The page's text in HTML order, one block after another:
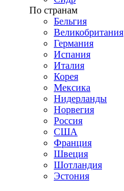
По странам
Бельгия
Великобритания
Германия
Испания
Италия
Корея
Мексика
Нидерланды
Норвегия
Россия
США
Франция
Швеция
Шотландия
Эстония